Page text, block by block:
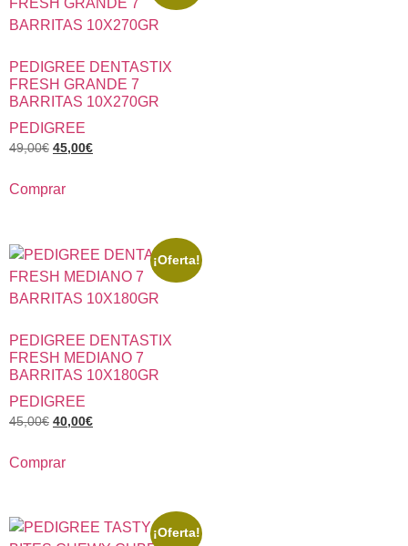
PEDIGREE DENTASTIX
FRESH GRANDE 7
BARRITAS 10X270GR
PEDIGREE
49,00€ 45,00€
Comprar
¡Oferta!
PEDIGREE DENTASTIX
FRESH MEDIANO 7
BARRITAS 10X180GR
PEDIGREE
45,00€ 40,00€
Comprar
¡Oferta!